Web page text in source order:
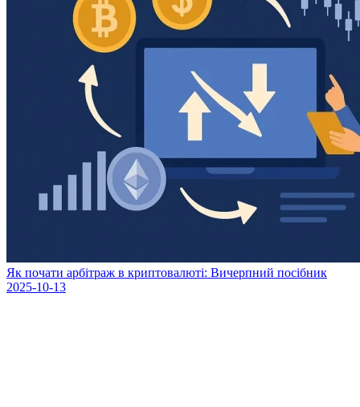
Як почати арбітраж в криптовалюті: Вичерпний посібник
2025-10-13